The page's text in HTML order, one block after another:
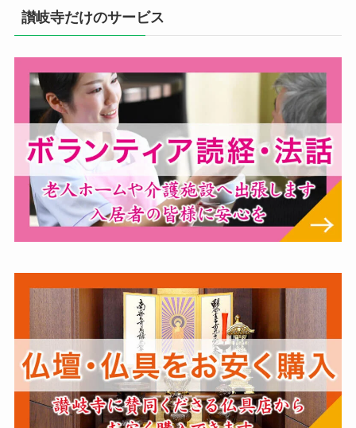
讃岐寺だけのサービス